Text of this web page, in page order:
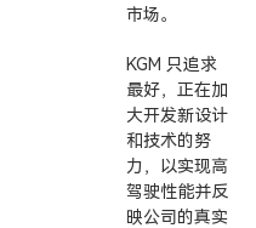
市场。
KGM 只追求
最好，正在加
大开发新设计
和技术的努
力，以实现高
驾驶性能并反
映公司的真实